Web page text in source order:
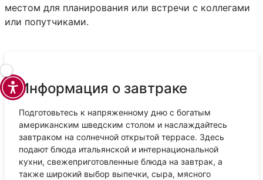
местом для планирования или встречи с коллегами
или попутчиками.
Информация о завтраке
Подготовьтесь к напряженному дню с богатым
американским шведским столом и наслаждайтесь
завтраком на солнечной открытой террасе. Здесь
подают блюда итальянской и интернациональной
кухни, свежеприготовленные блюда на завтрак, а
также широкий выбор выпечки, сыра, мясного